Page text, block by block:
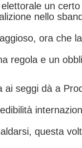
un
nello
ora che
regola e un
ai seggi dà a
questa